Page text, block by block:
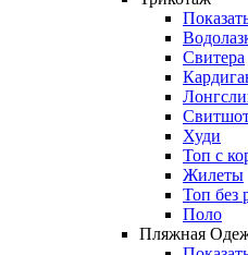
Свитера
Худи
Топ с
Жилеты
Топ без
Поло
Пляжная